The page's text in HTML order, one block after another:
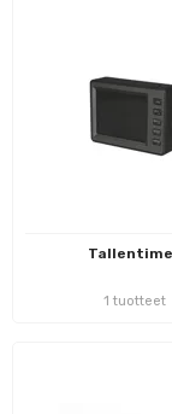
1 tuotteet